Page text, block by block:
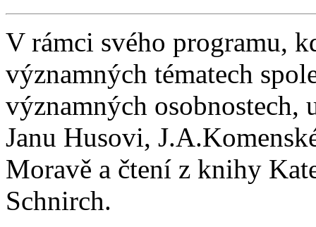
V rámci svého programu,
významných tématech
významných osobnostech,
Janu Husovi,
Moravě a čtení z knihy
Schnirch.